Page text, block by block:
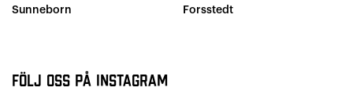
Sunneborn
Forsstedt
Följ oss på Instagram